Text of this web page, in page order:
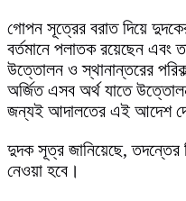
গোপন সূত্রের বরাত দিয়ে
বর্তমানে পলাতক রয়েছেন এবং
উত্তোলন ও স্থানান্তরের
অর্জিত এসব অর্থ যাতে
জন্যই আদালতের এই আদেশ
দুদক সূত্র জানিয়েছে,
নেওয়া হবে।